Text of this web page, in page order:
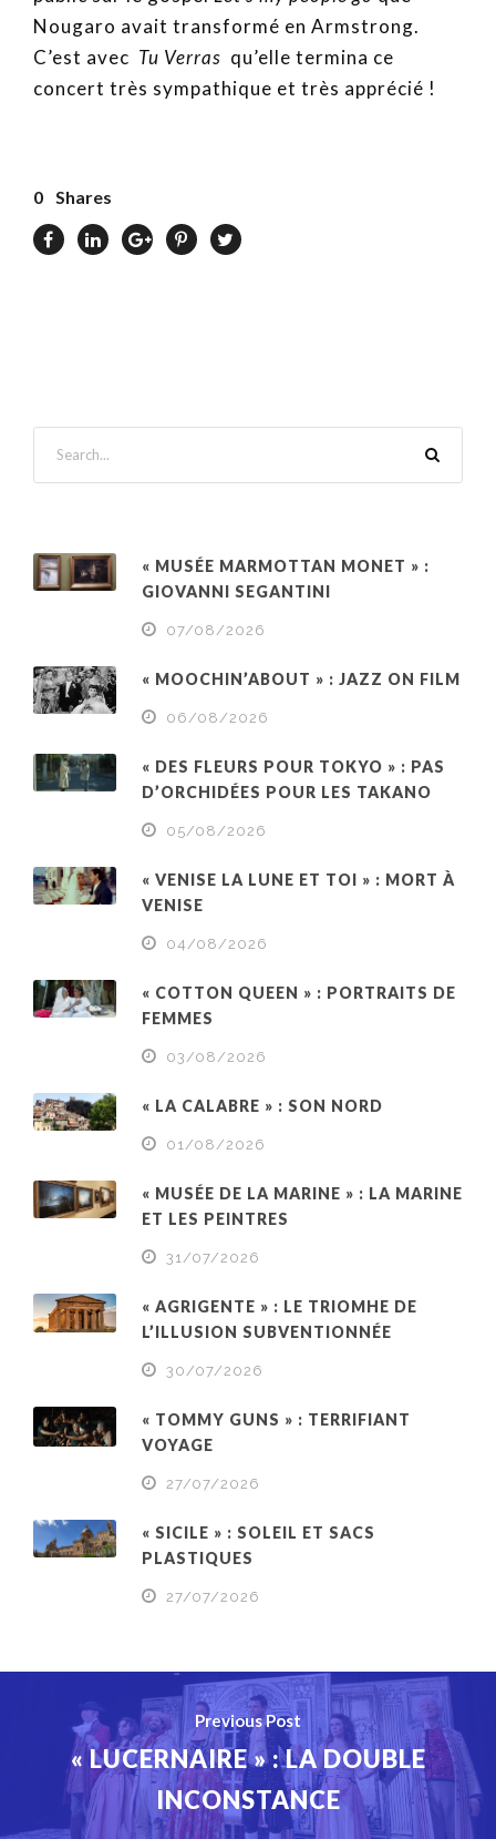
Nougaro avait transformé en Armstrong.
C’est avec Tu Verras qu’elle termina ce
concert très sympathique et très apprécié !
0 Shares
« MUSÉE MARMOTTAN MONET » :
GIOVANNI SEGANTINI
07/08/2026
« MOOCHIN’ABOUT » : JAZZ ON FILM
06/08/2026
« DES FLEURS POUR TOKYO » : PAS
D’ORCHIDÉES POUR LES TAKANO
05/08/2026
« VENISE LA LUNE ET TOI » : MORT À
VENISE
04/08/2026
« COTTON QUEEN » : PORTRAITS DE
FEMMES
03/08/2026
« LA CALABRE » : SON NORD
01/08/2026
« MUSÉE DE LA MARINE » : LA MARINE
ET LES PEINTRES
31/07/2026
« AGRIGENTE » : LE TRIOMHE DE
L’ILLUSION SUBVENTIONNÉE
30/07/2026
« TOMMY GUNS » : TERRIFIANT
VOYAGE
27/07/2026
« SICILE » : SOLEIL ET SACS
PLASTIQUES
27/07/2026
Previous Post
« LUCERNAIRE » : LA DOUBLE
INCONSTANCE